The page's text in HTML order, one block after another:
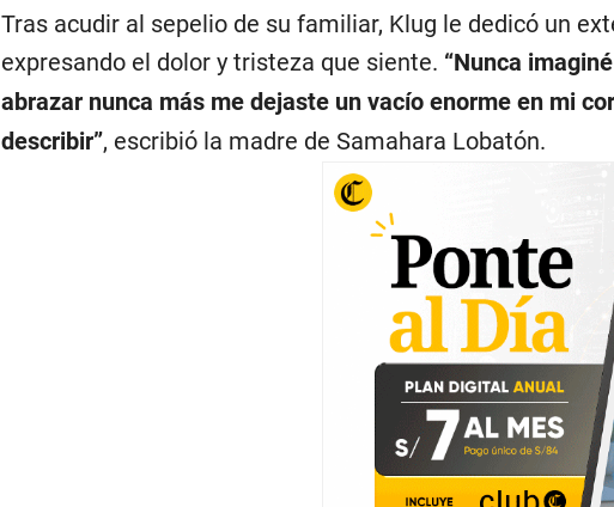
Tras acudir al sepelio de su familiar, Klug le dedicó un
expresando el dolor y tristeza que siente. “Nunca
abrazar nunca más me dejaste un vacío enorme en mi
describir”, escribió la madre de Samahara Lobatón.